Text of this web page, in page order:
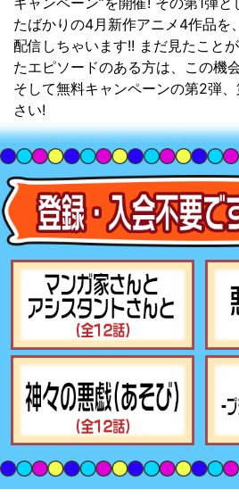
たばかりの4月新作アニメ4作品を
配信しちゃいます!! まだ見たこと
たエピソードのある方は、この機
そして無料キャンペーンの第2弾
さい!